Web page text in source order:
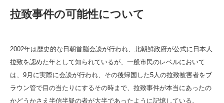
拉致事件の可能性について
2002年は歴史的な日朝首脳会談が行われ、北朝鮮政府が公式に日本人
拉致を認めた年として知られているが、一般市民のレベルにおいて
は、9月に実際に会談が行われ、その後帰国した5人の拉致被害者をブ
ラウン管で目の当たりにするその時まで、拉致事件が本当にあったの
かどうかさえ半信半疑の者が大半であったように記憶している。